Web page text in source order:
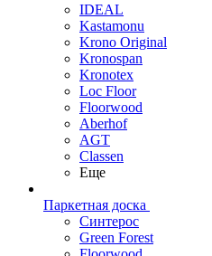
IDEAL
Kastamonu
Krono Original
Kronospan
Kronotex
Loc Floor
Floorwood
Aberhof
AGT
Classen
Еще
Паркетная доска
Синтерос
Green Forest